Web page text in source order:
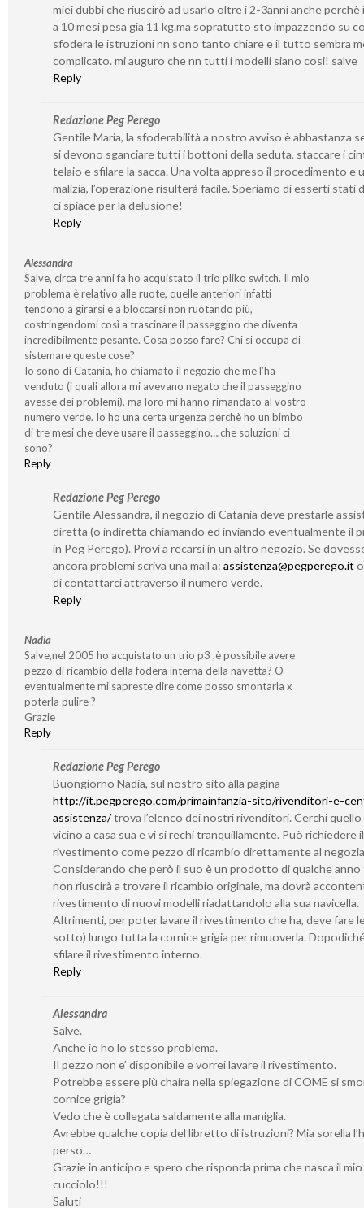
miei dubbi che riuscirò ad usarlo oltre i 2-3anni anche perchè
a 10 mesi pesa gia 11 kg.ma sopratutto sto impazzendo su
sfodera le istruzioni nn sono tanto chiare e il tutto sembra
complicato. mi auguro che nn tutti i modelli siano cosi! salve
Reply
Redazione Peg Perego
Gentile Maria, la sfoderabilità a nostro avviso è abbastanza
si devono sganciare tutti i bottoni della seduta, staccare i
telaio e sfilare la sacca. Una volta appreso il procedimento e
malizia, l’operazione risulterà facile. Speriamo di esserti stati
ci spiace per la delusione!
Reply
Alessandra
Salve, circa tre anni fa ho acquistato il trio pliko switch. Il mio
problema è relativo alle ruote, quelle anteriori infatti
tendono a girarsi e a bloccarsi non ruotando più,
costringendomi così a trascinare il passeggino che diventa
incredibilmente pesante. Cosa posso fare? Chi si occupa di
sistemare queste cose?
Io sono di Catania, ho chiamato il negozio che me l’ha
venduto (i quali allora mi avevano negato che il passeggino
avesse dei problemi), ma loro mi hanno rimandato al vostro
numero verde. Io ho una certa urgenza perchè ho un bimbo
di tre mesi che deve usare il passeggino….che soluzioni ci
sono?
Reply
Redazione Peg Perego
Gentile Alessandra, il negozio di Catania deve prestarle
diretta (o indiretta chiamando ed inviando eventualmente il
in Peg Perego). Provi a recarsi in un altro negozio. Se
ancora problemi scriva una mail a: assistenza@pegperego.ito
di contattarci attraverso il numero verde.
Reply
Nadia
Salve,nel 2005 ho acquistato un trio p3 ,è possibile avere
pezzo di ricambio della fodera interna della navetta? O
eventualmente mi sapreste dire come posso smontarla x
poterla pulire ?
Grazie
Reply
Redazione Peg Perego
Buongiorno Nadia, sul nostro sito alla pagina
http://it.pegperego.com/primainfanzia-sito/rivenditori-e-
assistenza/trova l’elenco dei nostri rivenditori. Cerchi quello
vicino a casa sua e vi si rechi tranquillamente. Può richiedere il
rivestimento come pezzo di ricambio direttamente al
Considerando che però il suo è un prodotto di qualche anno
non riuscirà a trovare il ricambio originale, ma dovrà
rivestimento di nuovi modelli riadattandolo alla sua navicella.
Altrimenti, per poter lavare il rivestimento che ha, deve fare
sotto) lungo tutta la cornice grigia per rimuoverla.
sfilare il rivestimento interno.
Reply
Alessandra
Salve.
Anche io ho lo stesso problema.
Il pezzo non e’ disponibile e vorrei lavare il rivestimento.
Potrebbe essere più chaira nella spiegazione di COME si
cornice grigia?
Vedo che è collegata saldamente alla maniglia.
Avrebbe qualche copia del libretto di istruzioni? Mia sorella
perso…
Grazie in anticipo e spero che risponda prima che nasca il mio
cucciolo!!!
Saluti